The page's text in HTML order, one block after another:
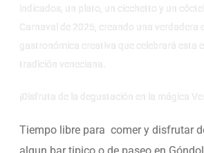
indicados, un plato, un cicchetto y un
Carnaval de 2025, creando una verdadera
gastronómica creativa que celebrará esta
tradición veneciana.
¡Disfruta de la degustación en la mágica
Tiempo libre para comer y disfrutar